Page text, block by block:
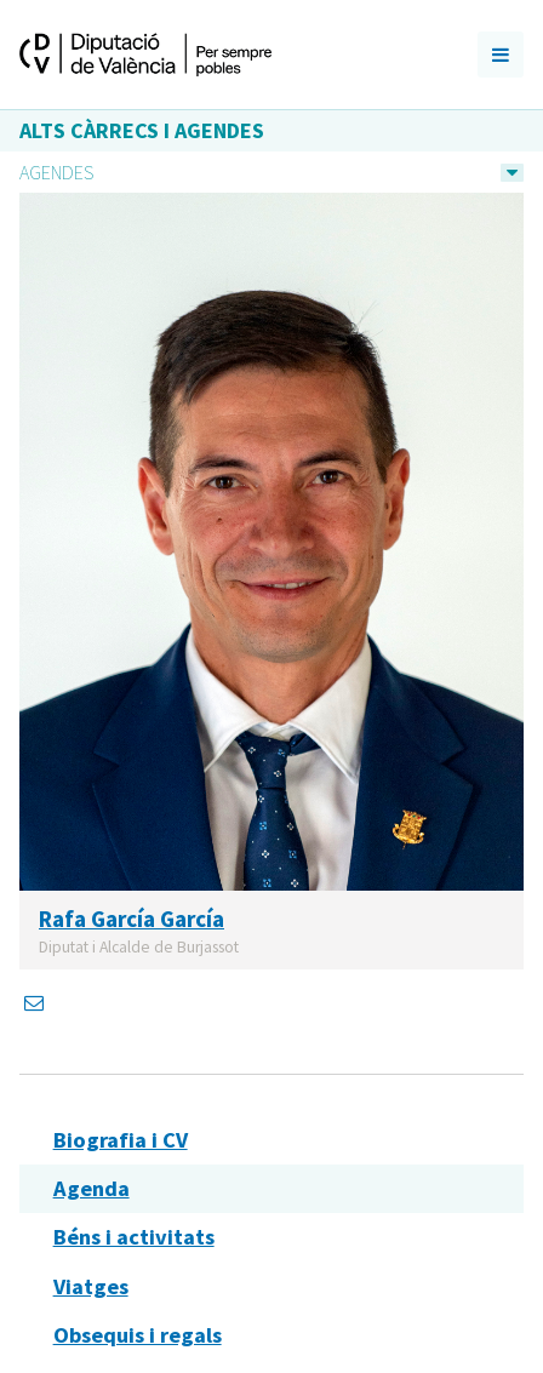
ALTS CÀRRECS I AGENDES
AGENDES
Rafa García García
Diputat i Alcalde de Burjassot
Biografia i CV
Agenda
Béns i activitats
Viatges
Obsequis i regals